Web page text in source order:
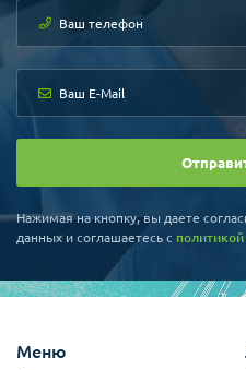
Нажимая на кнопку, вы даете
данных и соглашаетесь c
Меню